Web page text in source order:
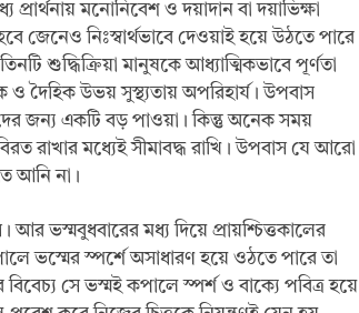
প্রার্থনায় মনোনিবেশ ও দয়াদান বা দয়াভিক্ষা
জেনেও নিঃস্বার্থভাবে দেওয়াই হয়ে উঠতে পারে
শুদ্ধিক্রিয়া মানুষকে আধ্যাত্মিকভাবে পূর্ণতা
ও দৈহিক উভয় সুস্থ্যতায় অপরিহার্য। উপবাস
জন্য একটি বড় পাওয়া। কিন্তু অনেক সময়
রাখার মধ্যেই সীমাবদ্ধ রাখি। উপবাস যে আরো
আনি না।
ভস্মবুধবারের মধ্য দিয়ে প্রায়শ্চিত্তকালের
ভস্মের স্পর্শে অসাধারণ হয়ে ওঠতে পারে তা
সে ভস্মই কপালে স্পর্শ ও বাক্যে পবিত্র হয়ে